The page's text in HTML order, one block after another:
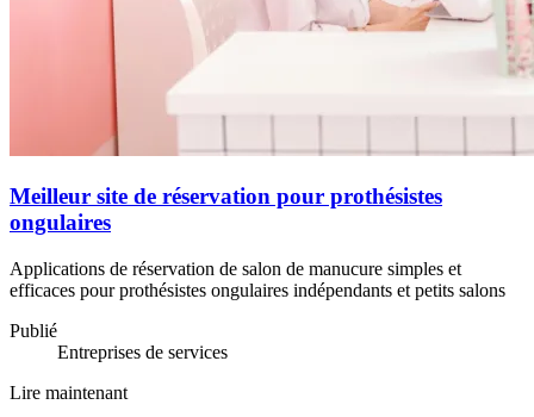
Meilleur site de réservation pour prothésistes
ongulaires
Applications de réservation de salon de manucure simples et
efficaces pour prothésistes ongulaires indépendants et petits salons
Publié
Entreprises de services
Lire maintenant